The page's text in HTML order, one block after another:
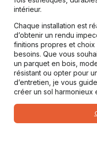
intérieur.
Chaque installation est
d’obtenir un rendu
finitions propres et choix
besoins. Que vous
un parquet en bois,
résistant ou opter pour
d’entretien, je vous
créer un sol harmonieux